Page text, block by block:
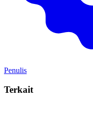
Penulis
Terkait